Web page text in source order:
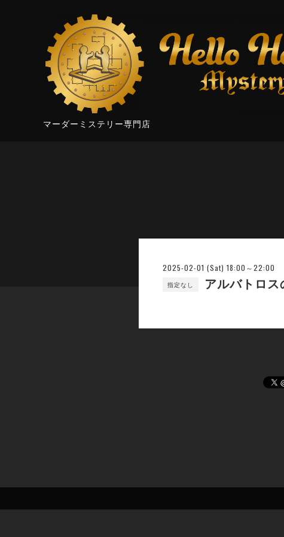
マーダーミステリー専門店
2025-02-01 (Sat) 18:00～22:00
指定なし アルバトロス